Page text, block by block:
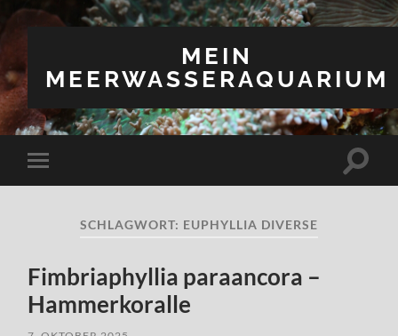
MEIN
MEERWASSERAQUARIUM
Mobile-
Menü
SCHLAGWORT: EUPHYLLIA DIVERSE
Fimbriaphyllia paraancora –
Hammerkoralle